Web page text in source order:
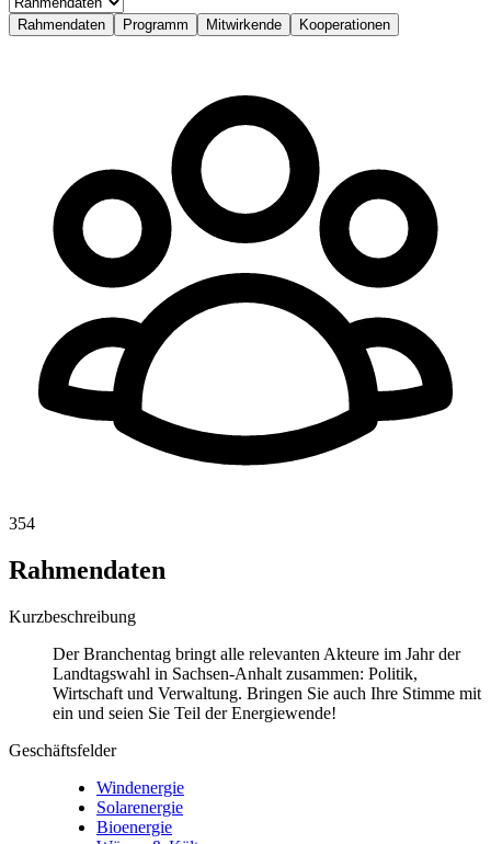
Rahmendaten Programm Mitwirkende Kooperationen
354
Rahmendaten
Kurzbeschreibung
Der Branchentag bringt alle relevanten Akteure im Jahr der
Landtagswahl in Sachsen-Anhalt zusammen: Politik,
Wirtschaft und Verwaltung. Bringen Sie auch Ihre Stimme mit
ein und seien Sie Teil der Energiewende!
Geschäftsfelder
Windenergie
Solarenergie
Bioenergie